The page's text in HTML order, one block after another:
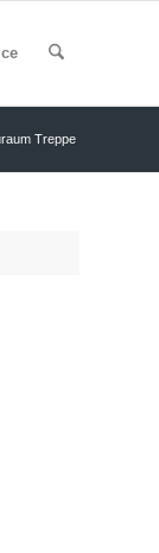
Treppe